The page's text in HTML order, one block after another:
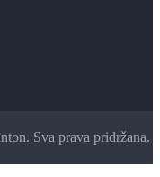
Sva prava pridržana.